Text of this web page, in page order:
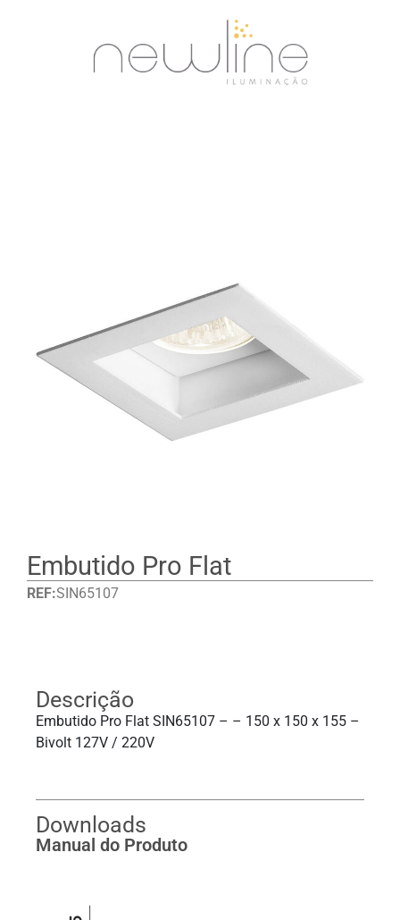
Embutido Pro Flat
REF:SIN65107
Descrição
Embutido Pro Flat SIN65107 – – 150 x 150 x 155 –
Bivolt 127V / 220V
Downloads
Manual do Produto